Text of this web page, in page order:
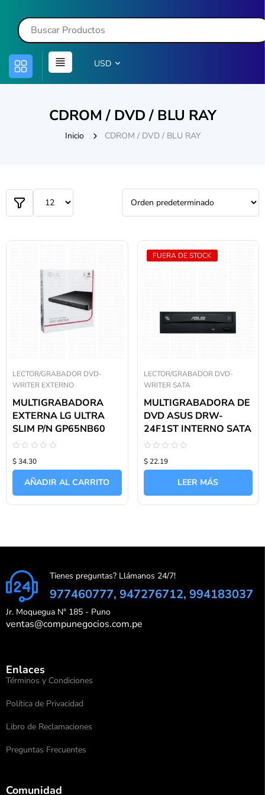
USD
CDROM / DVD / BLU RAY
Inicio CDROM / DVD / BLU RAY
LECTOR/GRABADOR DVD-
WRITER EXTERNO
MULTIGRABADORA
EXTERNA LG ULTRA
SLIM P/N GP65NB60
con
0
$ 34.30
AÑADIR AL CARRITO
FUERA DE STOCK
LECTOR/GRABADOR DVD-
WRITER SATA
MULTIGRABADORA DE
DVD ASUS DRW-
24F1ST INTERNO SATA
con
0
$ 22.19
LEER MÁS
Tienes preguntas? Llámanos 24/7!
977460777, 947276712, 994183037
Jr. Moquegua N° 185 - Puno
ventas@compunegocios.com.pe
Enlaces
Términos y Condiciones
Política de Privacidad
Libro de Reclamaciones
Preguntas Frecuentes
Comunidad